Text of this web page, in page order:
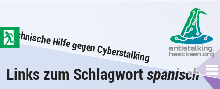
der
Seite
Technische Hilfe gegen Cyberstalking
Links zum Schlagwortspanisch